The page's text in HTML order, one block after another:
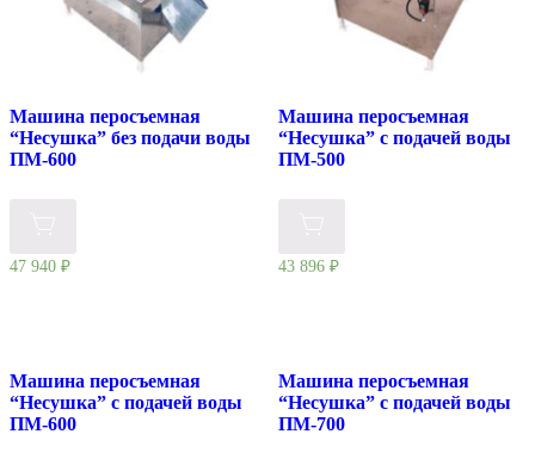
Машина перосъемная
“Несушка” без подачи воды
ПМ-600
47 940 ₽
Машина перосъемная
“Несушка” с подачей воды
ПМ-500
43 896 ₽
Машина перосъемная
“Несушка” с подачей воды
ПМ-600
Машина перосъемная
“Несушка” с подачей воды
ПМ-700